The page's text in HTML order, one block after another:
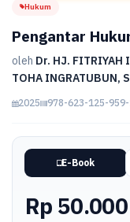
Hukum
Pengantar
oleh Dr. HJ. FITRIYAH
TOHA INGRATUBUN,
2025 978-623-125-
E-Book
Rp 50.000